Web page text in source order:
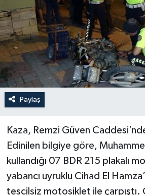
Paylaş
Kaza, Remzi Güven
Edinilen bilgiye göre,
kullandığı 07 BDR 215 plakalı
yabancı uyruklu Cihad El
tescilsiz motosiklet ile çarpıştı.